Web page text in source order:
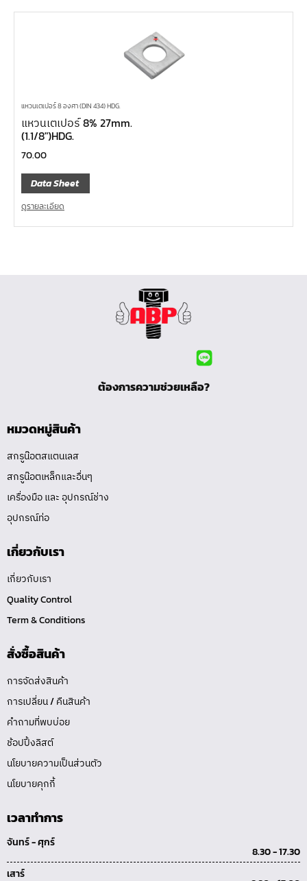
แหวนเตเปอร์ 8 องศา (DIN 434) HDG.
แหวนเตเปอร์ 8% 27mm.
(1.1/8″)HDG.
70.00
Data Sheet
ดูรายละเอียด
ต้องการความช่วยเหลือ?
หมวดหมู่สินค้า
สกรูน๊อตสแตนเลส
สกรูน๊อตเหล็กและอื่นๆ
เครื่องมือ และ อุปกรณ์ช่าง
อุปกรณ์ท่อ
เกี่ยวกับเรา
เกี่ยวกับเรา
Quality Control
Term & Conditions
สั่งซื้อสินค้า
การจัดส่งสินค้า
การเปลี่ยน / คืนสินค้า
คำถามที่พบบ่อย
ช้อปปิ้งลิสต์
นโยบายความเป็นส่วนตัว
นโยบายคุกกี้
เวลาทำการ
จันทร์ - ศุกร์
8.30 - 17.30
เสาร์